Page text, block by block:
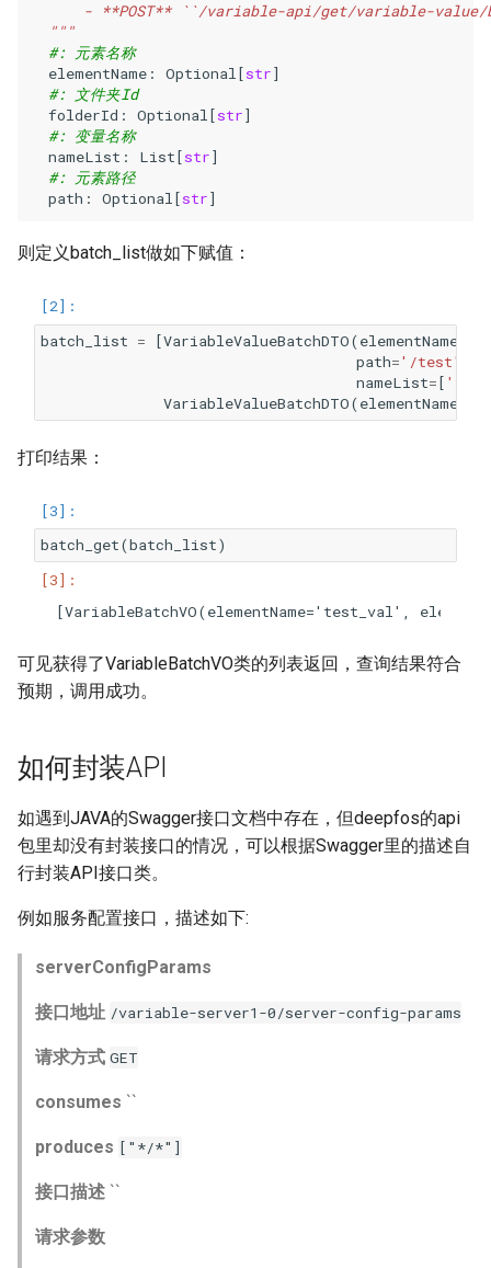
- **POST** ``/variable-api/get/variable-value/
    """
#: 元素名称
elementName : Optional[str]
#: 文件夹Id
folderId : Optional[str]
#: 变量名称
nameList : List[str]
#: 元素路径
path : Optional[str]
则定义batch_list做如下赋值：
batch_list = [VariableValueBatchDTO(elementName
path='/test'
nameList=[
VariableValueBatchDTO(elementName
打印结果：
batch_get(batch_list)
可见获得了VariableBatchVO类的列表返回，查询结果符合
预期，调用成功。
如何封装API
如遇到JAVA的Swagger接口文档中存在，但deepfos的api
包里却没有封装接口的情况，可以根据Swagger里的描述自
行封装API接口类。
例如服务配置接口，描述如下:
serverConfigParams
接口地址 /variable-server1-0/server-config-params
请求方式 GET
consumes ``
produces ["*/*"]
接口描述 ``
请求参数